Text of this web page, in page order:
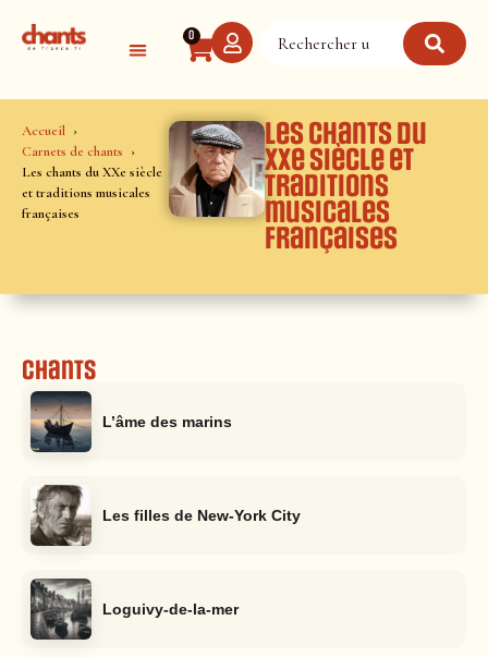
0
Accueil
Carnets de chants
Les chants du XXe siècle
et traditions musicales
françaises
Les chants du
XXe siècle et
traditions
musicales
françaises
Chants
L’âme des marins
Les filles de New-York City
Loguivy-de-la-mer